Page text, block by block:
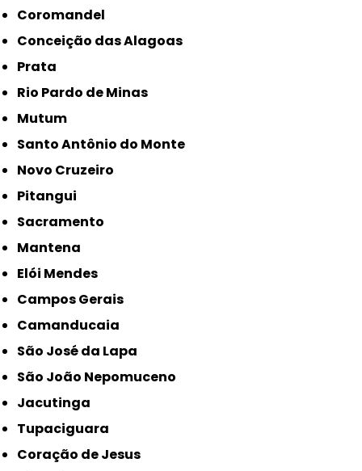
Coromandel
Conceição das Alagoas
Prata
Rio Pardo de Minas
Mutum
Santo Antônio do Monte
Novo Cruzeiro
Pitangui
Sacramento
Mantena
Elói Mendes
Campos Gerais
Camanducaia
São José da Lapa
São João Nepomuceno
Jacutinga
Tupaciguara
Coração de Jesus